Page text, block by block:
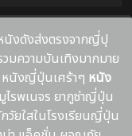
นังดังส่งตรงจากญี่ปุ
มความบันเทิงมากมาย
นังญี่ปุ่นเศร้าๆ หนัง
รพเนจร ยากูซ่าญี่ปุ่น
ยใสในโรงเรียนญี่ปุ่น